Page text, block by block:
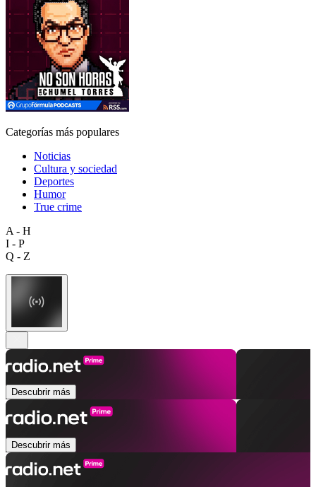
Categorías más populares
Noticias
Cultura y sociedad
Deportes
Humor
True crime
A - H
I - P
Q - Z
Descubrir más
Descubrir más